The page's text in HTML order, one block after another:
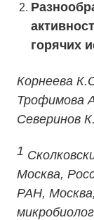
горячих
Корнеева
Трофимова
Северинов
1
Москва,
РАН,